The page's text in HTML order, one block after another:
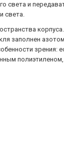
и
света.
заполнен
зрения: